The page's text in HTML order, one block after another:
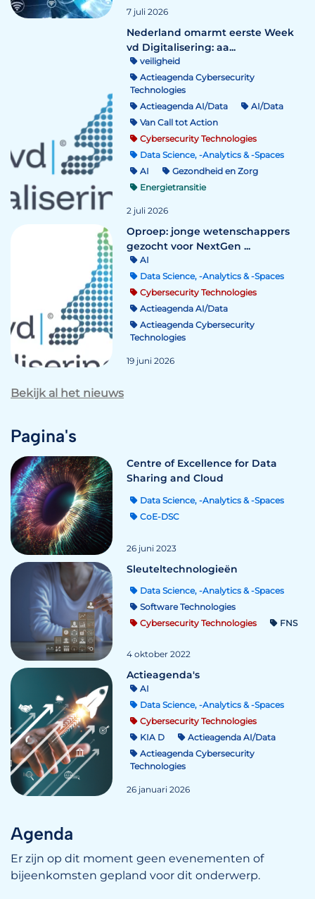
7 juli 2026
Nederland omarmt eerste Week
vd Digitalisering: aa...
veiligheid
Actieagenda Cybersecurity
Technologies
Actieagenda AI/Data
AI/Data
Van Call tot Action
Cybersecurity Technologies
Data Science, -Analytics & -Spaces
AI
Gezondheid en Zorg
Energietransitie
2 juli 2026
Oproep: jonge wetenschappers
gezocht voor NextGen ...
AI
Data Science, -Analytics & -Spaces
Cybersecurity Technologies
Actieagenda AI/Data
Actieagenda Cybersecurity
Technologies
19 juni 2026
Bekijk al het nieuws
Pagina's
Centre of Excellence for Data
Sharing and Cloud
Data Science, -Analytics & -Spaces
CoE-DSC
26 juni 2023
Sleuteltechnologieën
Data Science, -Analytics & -Spaces
Software Technologies
Cybersecurity Technologies
FNS
4 oktober 2022
Actieagenda's
AI
Data Science, -Analytics & -Spaces
Cybersecurity Technologies
KIA D
Actieagenda AI/Data
Actieagenda Cybersecurity
Technologies
26 januari 2026
Agenda
Er zijn op dit moment geen evenementen of
bijeenkomsten gepland voor dit onderwerp.